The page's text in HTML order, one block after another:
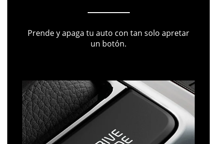
Prende y apaga tu auto con tan solo apretar
un botón.